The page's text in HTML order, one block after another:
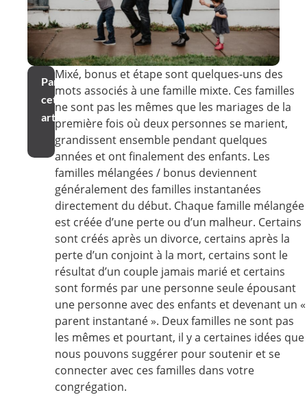
Partager
cet
article
Mixé, bonus et étape sont quelques-uns des
mots associés à une famille mixte. Ces familles
ne sont pas les mêmes que les mariages de la
première fois où deux personnes se marient,
grandissent ensemble pendant quelques
années et ont finalement des enfants. Les
familles mélangées / bonus deviennent
généralement des familles instantanées
directement du début. Chaque famille mélangée
est créée d’une perte ou d’un malheur. Certains
sont créés après un divorce, certains après la
perte d’un conjoint à la mort, certains sont le
résultat d’un couple jamais marié et certains
sont formés par une personne seule épousant
une personne avec des enfants et devenant un «
parent instantané ». Deux familles ne sont pas
les mêmes et pourtant, il y a certaines idées que
nous pouvons suggérer pour soutenir et se
connecter avec ces familles dans votre
congrégation.